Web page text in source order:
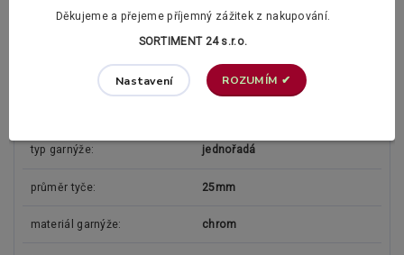
typ garnýže jednořadá
průměr tyče 25mm
materiál garnýže chrom
Děkujeme a přejeme příjemný zážitek z nakupování.
SORTIMENT 24 s.r.o.
Nastavení ROZUMÍM ✔